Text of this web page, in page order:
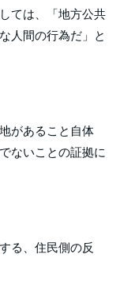
ては、「地方公共
人間の行為だ」と
があること自体
ないことの証拠に
る、住民側の反